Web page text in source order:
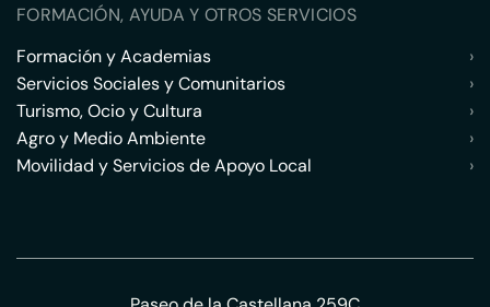
FORMACIÓN, AYUDA Y OTROS SERVICIOS
Formación y Academias
›
Servicios Sociales y Comunitarios
›
Turismo, Ocio y Cultura
›
Agro y Medio Ambiente
›
Movilidad y Servicios de Apoyo Local
›